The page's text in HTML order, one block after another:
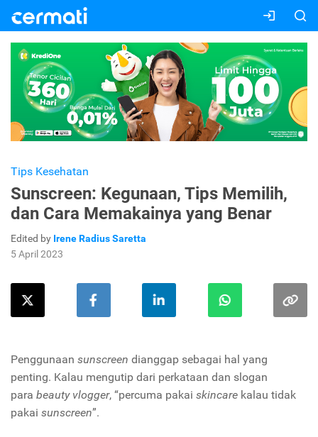
Tips Kesehatan
Sunscreen: Kegunaan, Tips Memilih,
dan Cara Memakainya yang Benar
Edited by Irene Radius Saretta
5 April 2023
Penggunaan sunscreen dianggap sebagai hal yang
penting. Kalau mengutip dari perkataan dan slogan
para beauty vlogger, “percuma pakai skincare kalau tidak
pakai sunscreen”.